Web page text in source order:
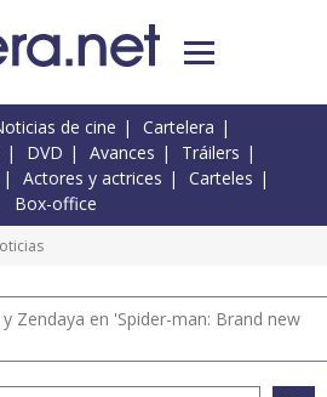
de cine
Cartelera
DVD Avances
Tráilers
Actores y actrices
Carteles
Box-office
Zendaya en 'Spider-man: Brand new